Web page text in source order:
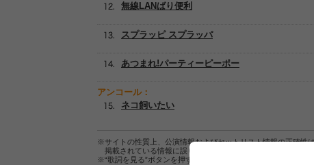
無線LANばり便利
スプラッピ スプラッパ
あつまれ!パーティーピーポー
アンコール：
ネコ飼いたい
※サイトの性質上、公演情報およびセットリスト情報の正確性
掲載されている情報に誤りがある場合は、
※“歌詞を見る”ボタンを押すと、株式会社ページワンが運営する